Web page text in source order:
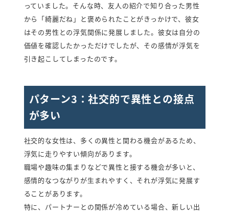
っていました。そんな時、友人の紹介で知り合った男性
から「綺麗だね」と褒められたことがきっかけで、彼女
はその男性との浮気関係に発展しました。彼女は自分の
価値を確認したかっただけでしたが、その感情が浮気を
引き起こしてしまったのです。
パターン3：社交的で異性との接点
が多い
社交的な女性は、多くの異性と関わる機会があるため、
浮気に走りやすい傾向があります。
職場や趣味の集まりなどで異性と接する機会が多いと、
感情的なつながりが生まれやすく、それが浮気に発展す
ることがあります。
特に、パートナーとの関係が冷めている場合、新しい出